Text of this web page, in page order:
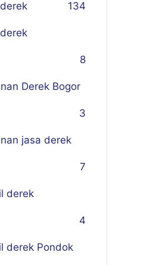
134
8
Derek Bogor
3
jasa derek
7
derek
4
derek Pondok